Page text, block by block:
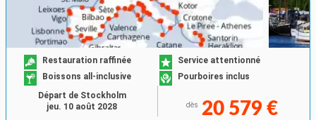
Restauration raffinée
Service attentionné
Boissons all-inclusive
Pourboires inclus
dès 20 579 €
Départ de Stockholm
jeu. 10 août 2028